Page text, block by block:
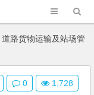
道路货物运输及站场管
0 1,728